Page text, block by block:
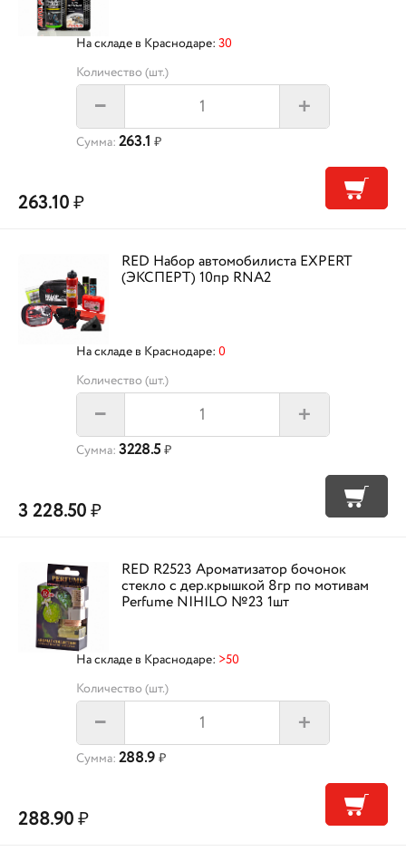
На складе в Краснодаре: 30
Количество (шт.)
– +
Сумма: 263.1 ₽
263.10₽
RED Набор автомобилиста EXPERT
(ЭКСПЕРТ) 10пр RNA2
На складе в Краснодаре: 0
Количество (шт.)
– +
Сумма: 3228.5 ₽
3 228.50₽
RED R2523 Ароматизатор бочонок
стекло с дер.крышкой 8гр по мотивам
Perfume NIHILO №23 1шт
На складе в Краснодаре: >50
Количество (шт.)
– +
Сумма: 288.9 ₽
288.90₽